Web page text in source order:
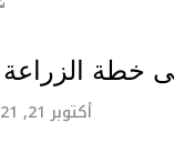
خطة الزراعة
أكتوبر 21, 2021